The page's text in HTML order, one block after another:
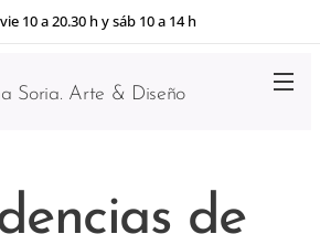
10 a 20.30 h y sáb 10 a 14 h
Soria. Arte & Diseño
de